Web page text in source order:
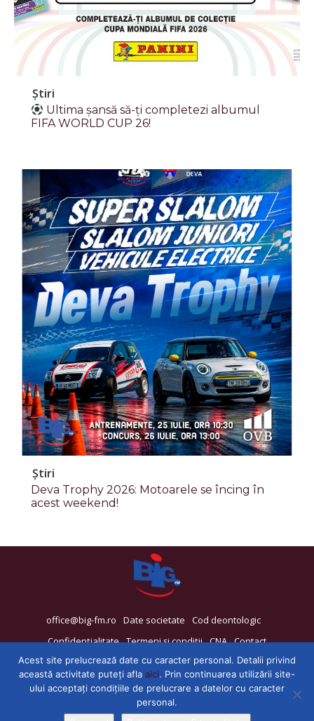
Știri
Ultima șansă să-ți completezi albumul
FIFA WORLD CUP 26!
Știri
Deva Trophy 2026: Motoarele se încing în
acest weekend!
office@big-fm.ro Date societate
Cod deontologic
Confidențialitate Termeni și condiții CNA Contact
Acest site prelucrează date cu caracter personal. Detalii privind
această activitate puteți afla aici. Prin continuarea utilizării site-
ului acceptați condițiile de prelucrare a datelor cu caracter
personal.